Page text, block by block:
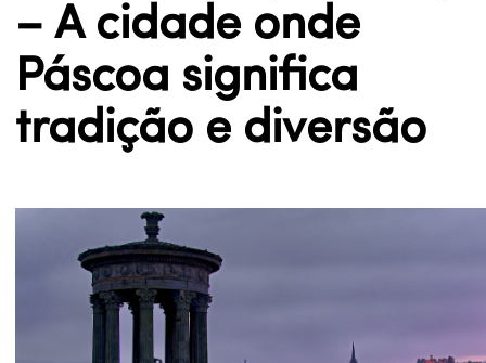
– A cidade onde
Páscoa significa
tradição e diversão